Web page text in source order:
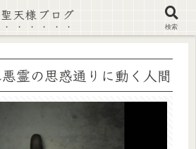
イト及び偽情報に注意 ▶確認する◀
霊の思惑通りに動く人間
聖天様ブログ
検索